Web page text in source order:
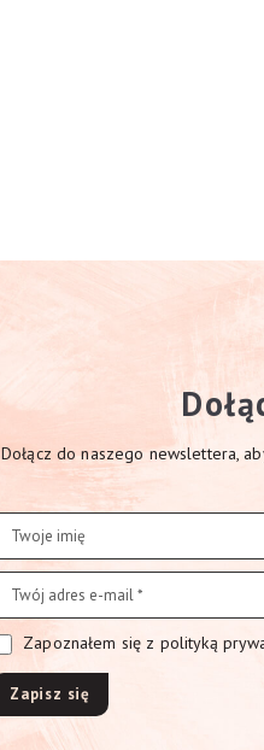
Dołącz do naszego newslettera,
Zapoznałem się z polityką